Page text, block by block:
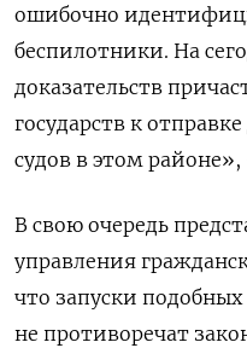
ошибочно
беспилотники. На
доказательств
государств к
судов в этом
В свою очередь
управления
что запуски
не противоречат